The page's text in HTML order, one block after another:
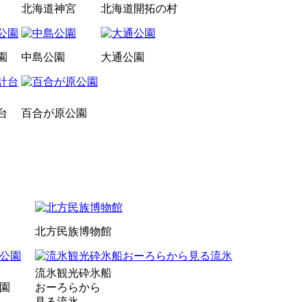
北海道神宮 北海道開拓の村
中島公園 大通公園
百合が原公園
北方民族博物館
流氷観光砕氷船
おーろらから